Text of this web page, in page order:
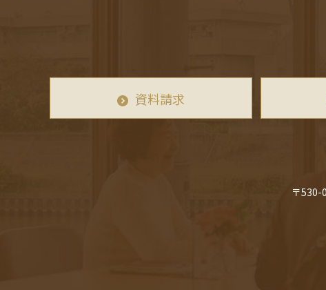
資料請求
〒530-